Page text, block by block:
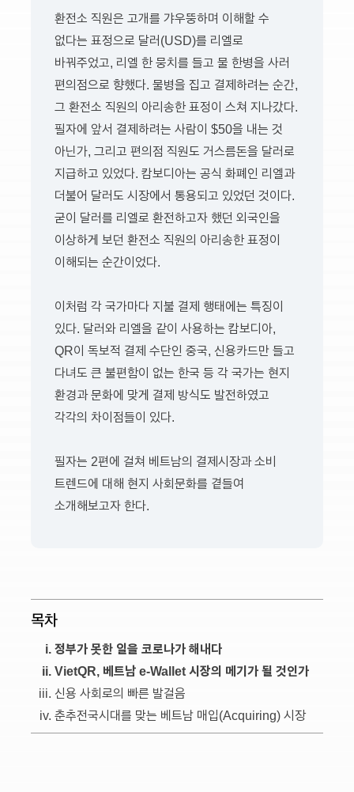
환전소 직원은 고개를 갸우뚱하며 이해할 수
없다는 표정으로 달러(USD)를 리엘로
바꿔주었고, 리엘 한 뭉치를 들고 물 한병을 사러
편의점으로 향했다. 물병을 집고 결제하려는 순간,
그 환전소 직원의 아리송한 표정이 스쳐 지나갔다.
필자에 앞서 결제하려는 사람이 $50을 내는 것
아닌가, 그리고 편의점 직원도 거스름돈을 달러로
지급하고 있었다. 캄보디아는 공식 화폐인 리엘과
더불어 달러도 시장에서 통용되고 있었던 것이다.
굳이 달러를 리엘로 환전하고자 했던 외국인을
이상하게 보던 환전소 직원의 아리송한 표정이
이해되는 순간이었다.
이처럼 각 국가마다 지불 결제 행태에는 특징이
있다. 달러와 리엘을 같이 사용하는 캄보디아,
QR이 독보적 결제 수단인 중국, 신용카드만 들고
다녀도 큰 불편함이 없는 한국 등 각 국가는 현지
환경과 문화에 맞게 결제 방식도 발전하였고
각각의 차이점들이 있다.
필자는 2편에 걸쳐 베트남의 결제시장과 소비
트렌드에 대해 현지 사회문화를 곁들여
소개해보고자 한다.
목차
정부가 못한 일을 코로나가 해내다
VietQR, 베트남 e-Wallet 시장의 메기가 될 것인가
신용 사회로의 빠른 발걸음
춘추전국시대를 맞는 베트남 매입(Acquiring) 시장